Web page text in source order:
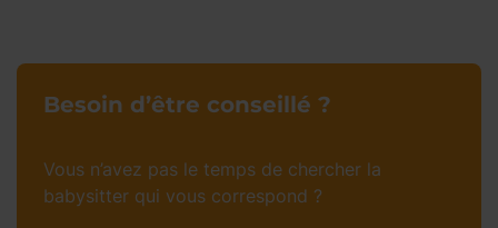
Besoin d’être conseillé ?
Vous n’avez pas le temps de chercher la
babysitter qui vous correspond ?